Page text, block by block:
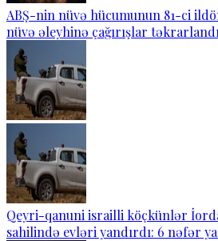
ABŞ-nin nüvə hücumunun 81-ci
nüvə əleyhinə çağırışlar təkrarlandı
Qeyri-qanuni israilli köçkünlər
sahilində evləri yandırdı: 6 nəfər